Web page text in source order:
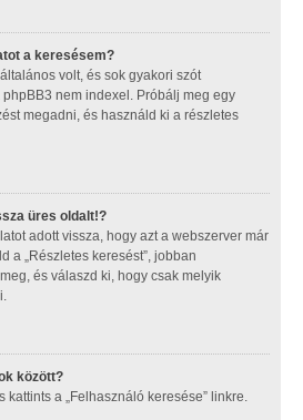
a keresésem?
volt, és sok gyakori szót
nem indexel. Próbálj meg egy
megadni, és használd ki a részletes
üres oldalt!?
adott vissza, hogy azt a webszerver már
a „Részletes keresést”, jobban
és válaszd ki, hogy csak melyik
között?
kattints a „Felhasználó keresése” linkre.